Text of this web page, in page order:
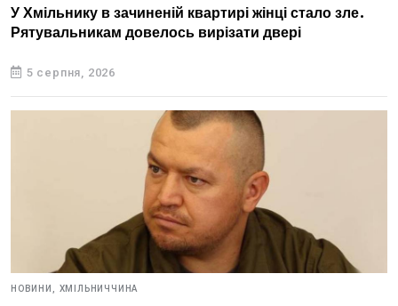
У Хмільнику в зачиненій квартирі жінці стало зле.
Рятувальникам довелось вирізати двері
5 серпня, 2026
НОВИНИ, ХМІЛЬНИЧЧИНА